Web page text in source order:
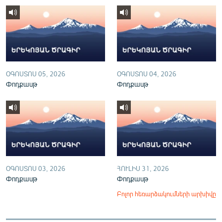
English
Русский
ՀԵՏԵՎԵՔ ՄԵԶ
«Ազատության» բոլոր կայքերը
ՕԳՈՍՏՈՍ 05, 2026
Փոդքասթ
ՕԳՈՍՏՈՍ 04, 2026
Փոդքասթ
ՕԳՈՍՏՈՍ 03, 2026
Փոդքասթ
ՀՈՒԼԻՍ 31, 2026
Փոդքասթ
Բոլոր հեռարձակումների արխիվը